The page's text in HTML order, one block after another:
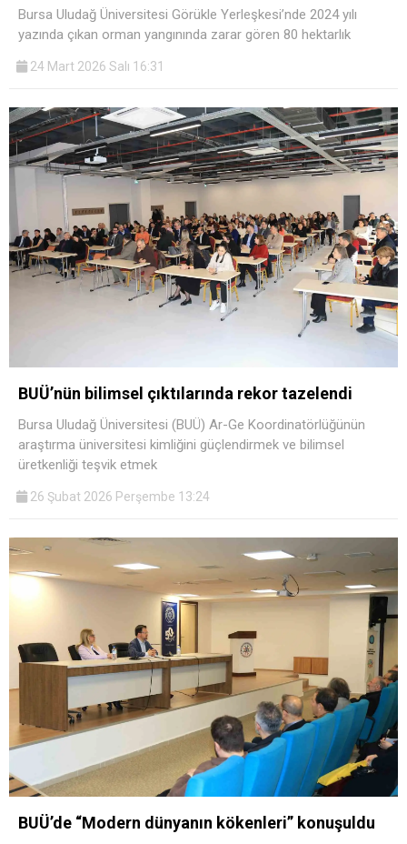
Bursa Uludağ Üniversitesi Görükle Yerleşkesi’nde 2024 yılı
yazında çıkan orman yangınında zarar gören 80 hektarlık
24 Mart 2026 Salı 16:31
BUÜ’nün bilimsel çıktılarında rekor tazelendi
Bursa Uludağ Üniversitesi (BUÜ) Ar-Ge Koordinatörlüğünün
araştırma üniversitesi kimliğini güçlendirmek ve bilimsel
üretkenliği teşvik etmek
26 Şubat 2026 Perşembe 13:24
BUÜ’de “Modern dünyanın kökenleri” konuşuldu